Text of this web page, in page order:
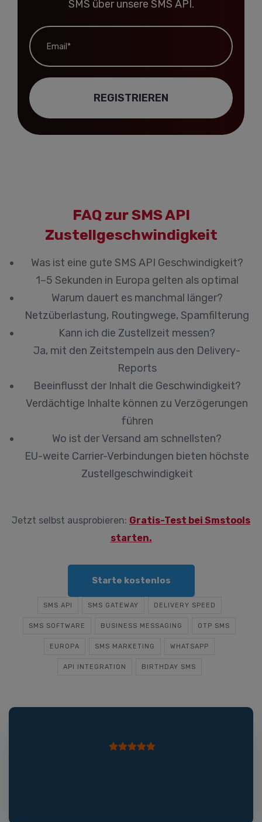
SMS über unsere SMS API.
Email*
REGISTRIEREN
FAQ zur SMS API
Zustellgeschwindigkeit
Was ist eine gute SMS API Geschwindigkeit?
1–5 Sekunden in Europa gelten als optimal
Warum dauert es manchmal länger?
Netzüberlastung, Routingwege, Spamfilterung
Kann ich die Zustellzeit messen?
Ja, mit den Zeitstempeln aus den Delivery-
Reports
Beeinflusst der Inhalt die Geschwindigkeit?
Verdächtige Inhalte können zu Verzögerungen
führen
Wo ist der Versand am schnellsten?
EU-weite Carrier-Verbindungen bieten höchste
Zustellgeschwindigkeit
Jetzt selbst ausprobieren: Gratis-Test bei Smstools
starten.
Starte kostenlos
SMS API SMS GATEWAY DELIVERY SPEED
SMS SOFTWARE BUSINESS MESSAGING OTP SMS
EUROPA SMS MARKETING WHATSAPP
API INTEGRATION BIRTHDAY SMS